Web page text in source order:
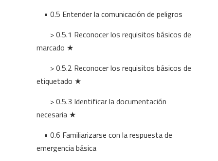
• 0.5 Entender la comunicación de peligros
> 0.5.1 Reconocer los requisitos básicos de
marcado ★
> 0.5.2 Reconocer los requisitos básicos de
etiquetado ★
> 0.5.3 Identificar la documentación
necesaria ★
• 0.6 Familiarizarse con la respuesta de
emergencia básica